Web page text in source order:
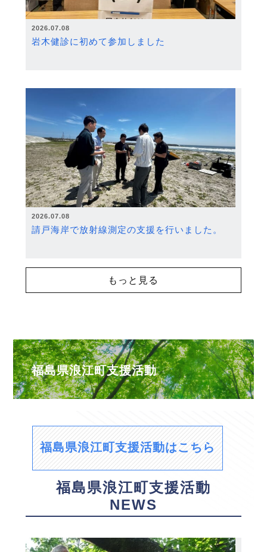
2026.07.08
岩木健診に初めて参加しました
2026.07.08
請戸海岸で放射線測定の支援を行いました。
もっと見る
福島県浪江町支援活動
福島県浪江町支援活動はこちら
福島県浪江町支援活動
NEWS